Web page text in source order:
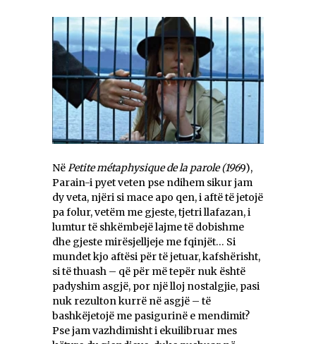
NëPetite métaphysique de la parole (1969),
Parain-i pyet veten pse ndihem sikur jam
dy veta, njëri si mace apo qen, i aftë të jetojë
pa folur, vetëm me gjeste, tjetri llafazan, i
lumtur të shkëmbejë lajme të dobishme
dhe gjeste mirësjelljeje me fqinjët… Si
mundet kjo aftësi për të jetuar, kafshërisht,
si të thuash – që për më tepër nuk është
padyshim asgjë, por një lloj nostalgjie, pasi
nuk rezulton kurrë në asgjë – të
bashkëjetojë me pasigurinë e mendimit?
Pse jam vazhdimisht i ekuilibruar mes